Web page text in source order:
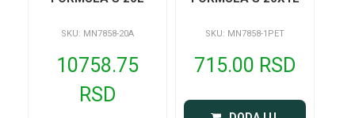
SKU: MN7858-20A
10758.75
RSD
SKU: MN7858-1PET
715.00 RSD